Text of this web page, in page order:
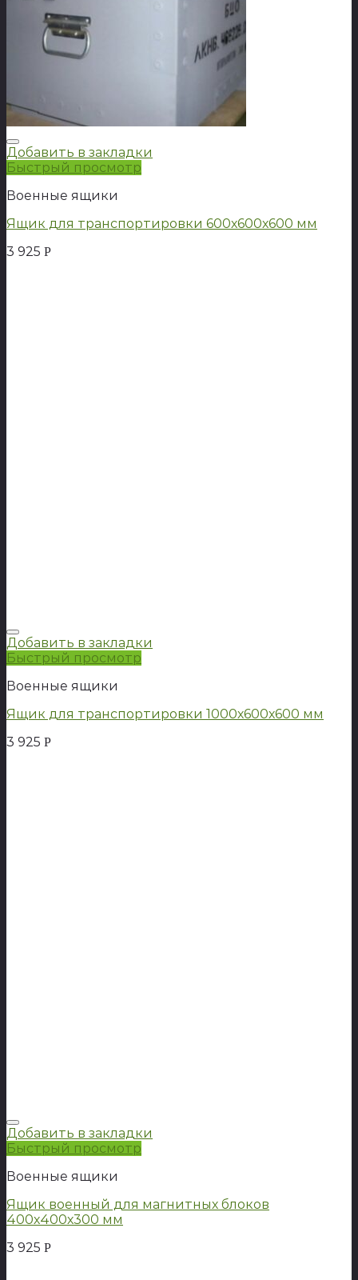
Добавить в закладки
Быстрый просмотр
Военные ящики
Ящик для транспортировки 600х600х600 мм
3 925 Р
Добавить в закладки
Быстрый просмотр
Военные ящики
Ящик для транспортировки 1000х600х600 мм
3 925 Р
Добавить в закладки
Быстрый просмотр
Военные ящики
Ящик военный для магнитных блоков
400х400х300 мм
3 925 Р